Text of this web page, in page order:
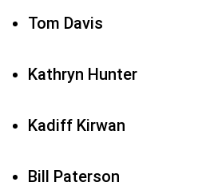
Tom Davis
Kathryn Hunter
Kadiff Kirwan
Bill Paterson